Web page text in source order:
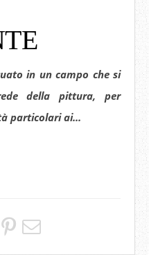
in un campo che si
della pittura, per
particolari ai...